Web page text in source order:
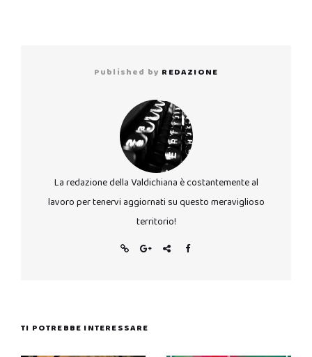
Published by REDAZIONE
La redazione della Valdichiana è costantemente al
lavoro per tenervi aggiornati su questo meraviglioso
territorio!
TI POTREBBE INTERESSARE